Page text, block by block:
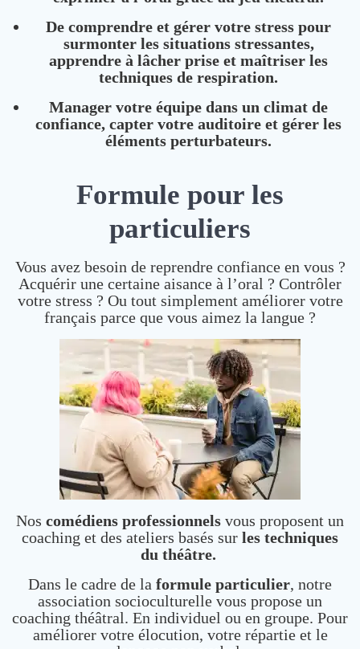
De comprendre et gérer votre stress pour
surmonter les situations stressantes,
apprendre à lâcher prise et maîtriser les
techniques de respiration.
Manager votre équipe dans un climat de
confiance, capter votre auditoire et gérer les
éléments perturbateurs.
Formule pour les
particuliers
Vous avez besoin de reprendre confiance en vous ?
Acquérir une certaine aisance à l’oral ? Contrôler
votre stress ? Ou tout simplement améliorer votre
français parce que vous aimez la langue ?
Nos comédiens professionnels vous proposent un
coaching et des ateliers basés sur les techniques
du théâtre.
Dans le cadre de la formule particulier, notre
association socioculturelle vous propose un
coaching théâtral. En individuel ou en groupe. Pour
améliorer votre élocution, votre répartie et le